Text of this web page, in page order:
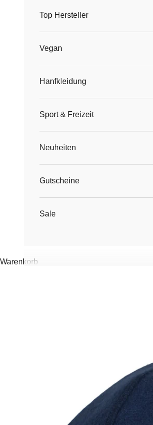
Top Hersteller
Vegan
Hanfkleidung
Sport & Freizeit
Neuheiten
Gutscheine
Sale
Warenkorb